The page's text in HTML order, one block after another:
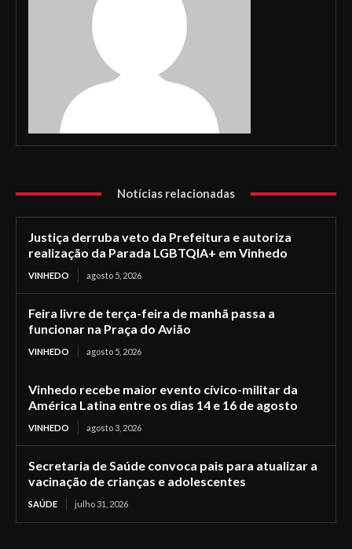
Notícias relacionadas
Justiça derruba veto da Prefeitura e autoriza
realização da Parada LGBTQIA+ em Vinhedo
VINHEDO agosto 5, 2026
Feira livre de terça-feira de manhã passa a
funcionar na Praça do Avião
VINHEDO agosto 5, 2026
Vinhedo recebe maior evento cívico-militar da
América Latina entre os dias 14 e 16 de agosto
VINHEDO agosto 3, 2026
Secretaria de Saúde convoca pais para atualizar a
vacinação de crianças e adolescentes
SAÚDE julho 31, 2026